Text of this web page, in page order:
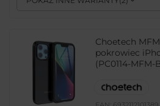
Choetech
pokrowiec
(PC0114-MFM-